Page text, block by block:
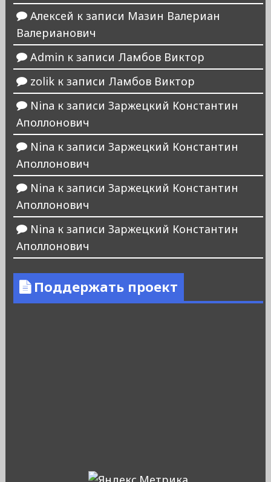
Алексей к записи Мазин Валериан
Валерианович
Admin к записи Ламбов Виктор
zolikк записи Ламбов Виктор
Nina к записи Заржецкий Константин
Аполлонович
Nina к записи Заржецкий Константин
Аполлонович
Nina к записи Заржецкий Константин
Аполлонович
Nina к записи Заржецкий Константин
Аполлонович
Поддержать проект